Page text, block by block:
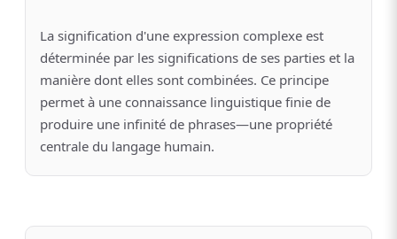
La signification d'une expression complexe est
déterminée par les significations de ses parties et la
manière dont elles sont combinées. Ce principe
permet à une connaissance linguistique finie de
produire une infinité de phrases—une propriété
centrale du langage humain.